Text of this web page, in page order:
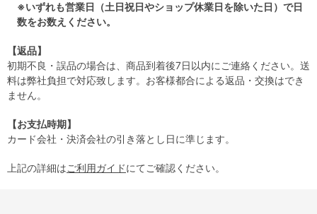
※いずれも営業日（土日祝日やショップ休業日を除いた日）で日
数をお数えください。
【返品】
初期不良・誤品の場合は、商品到着後7日以内にご連絡ください。送
料は弊社負担で対応致します。お客様都合による返品・交換はでき
ません。
【お支払時期】
カード会社・決済会社の引き落とし日に準じます。
上記の詳細はご利用ガイドにてご確認ください。